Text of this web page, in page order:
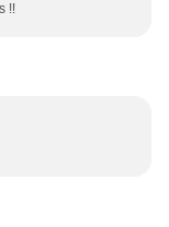
!!